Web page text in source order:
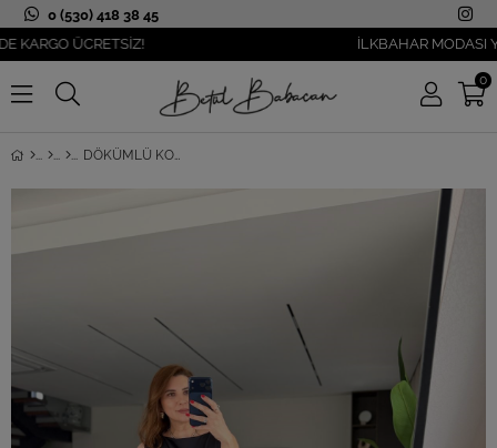
0 (530) 418 38 45
ÜCRETSİZ!
İLKBAHAR MODASI
0
DÖKÜMLÜ KOLSUZ BUZZY ELBISE